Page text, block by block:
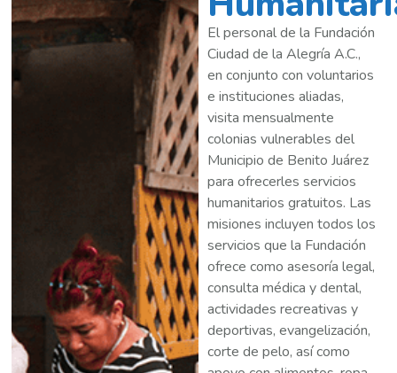
El personal de la Fundación
Ciudad de la Alegría A.C.,
en conjunto con voluntarios
e instituciones aliadas,
visita mensualmente
colonias vulnerables del
Municipio de Benito Juárez
para ofrecerles servicios
humanitarios gratuitos. Las
misiones incluyen todos los
servicios que la Fundación
ofrece como asesoría legal,
consulta médica y dental,
actividades recreativas y
deportivas, evangelización,
corte de pelo, así como